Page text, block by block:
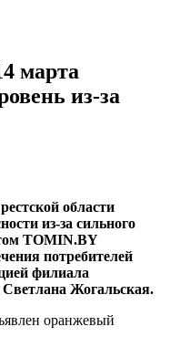
марта
из-за
области
из-за сильного
TOMIN.BY
потребителей
филиала
Жогальская.